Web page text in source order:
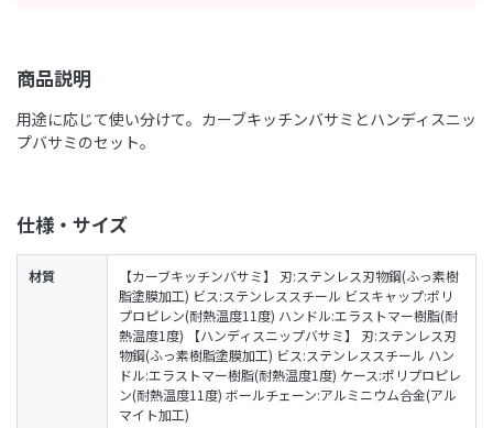
商品説明
用途に応じて使い分けて。カーブキッチンバサミとハンディスニッ
プバサミのセット。
仕様・サイズ
材質
【カーブキッチンバサミ】 刃:ステンレス刃物鋼(ふっ素樹
脂塗膜加工) ビス:ステンレススチール ビスキャップ:ポリ
プロピレン(耐熱温度11度) ハンドル:エラストマー樹脂(耐
熱温度1度) 【ハンディスニップバサミ】 刃:ステンレス刃
物鋼(ふっ素樹脂塗膜加工) ビス:ステンレススチール ハン
ドル:エラストマー樹脂(耐熱温度1度) ケース:ポリプロピレ
ン(耐熱温度11度) ボールチェーン:アルミニウム合金(アル
マイト加工)